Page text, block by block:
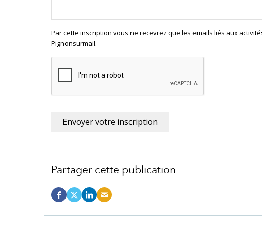
Par cette inscription vous ne recevrez que les emails liés aux
Pignonsurmail.
Partager cette publication